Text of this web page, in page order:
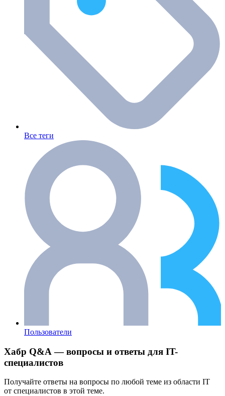
Все теги
Пользователи
Хабр Q&A — вопросы и ответы для IT-
специалистов
Получайте ответы на вопросы по любой теме из области IT
от специалистов в этой теме.